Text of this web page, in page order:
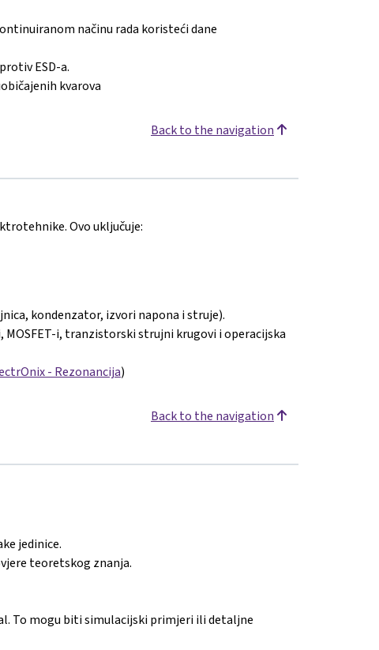
načinu rada koristeći dane
ESD-a.
kvarova
Back to the navigation
Ovo uključuje:
kondenzator, izvori napona i struje).
i, tranzistorski strujni krugovi i operacijska
- Rezonancija)
Back to the navigation
jedinice.
teoretskog znanja.
To mogu biti simulacijski primjeri ili detaljne